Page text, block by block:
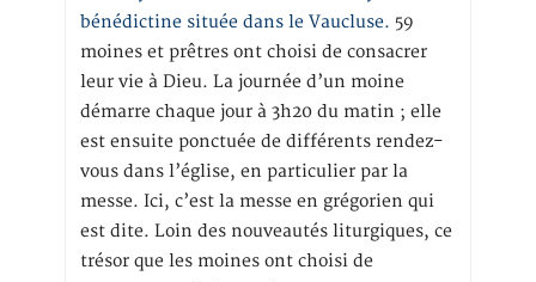
bénédictine située dans le Vaucluse. 59
moines et prêtres ont choisi de consacrer
leur vie à Dieu. La journée d’un moine
démarre chaque jour à 3h20 du matin ; elle
est ensuite ponctuée de différents rendez-
vous dans l’église, en particulier par la
messe. Ici, c’est la messe en grégorien qui
est dite. Loin des nouveautés liturgiques, ce
trésor que les moines ont choisi de